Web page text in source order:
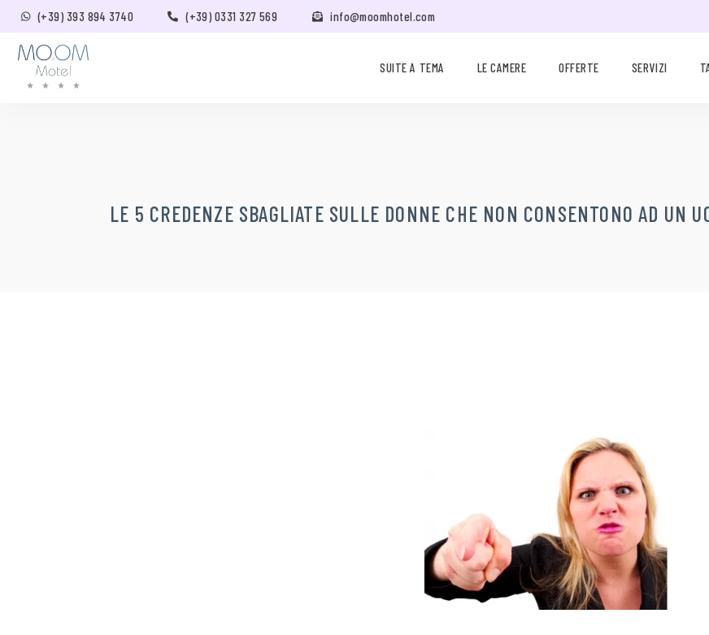
(+39) 393 894 3740 (+39) 0331 327 569 info@moomhotel.com
SUITE A TEMA LE CAMERE OFFERTE SERVIZI
LE 5 CREDENZE SBAGLIATE SULLE DONNE CHE NON CONSENTONO AD UN